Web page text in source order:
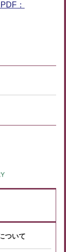
：
ついて